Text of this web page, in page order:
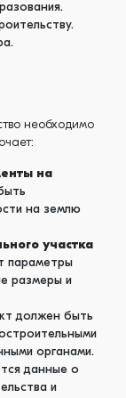
необходимо
на
на землю
участка
параметры
размеры и
должен быть
органами.
данные о
и